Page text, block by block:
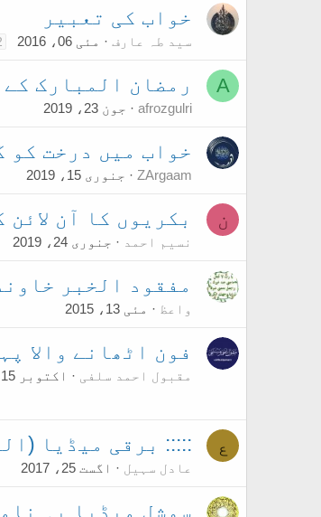
خواب کی تعبیر
سید طہ عارف مئی 06، 2016
A رمضان المبارک
afrozgulri جون 23، 2019
خواب میں درخت کو
ZArgaam جنوری 15، 2019
ن بکریوں کا آن لائن
نسیم احمد جنوری 24، 2019
مفقود الخبر
واعظ مئی 13، 2015
فون اٹھانے والا
مقبول احمد سلفی اکتوبر 15، 2018
ع ::::: برقی میڈیا
عادل سہیل اگست 25، 2017
سوشل میڈیا پہ